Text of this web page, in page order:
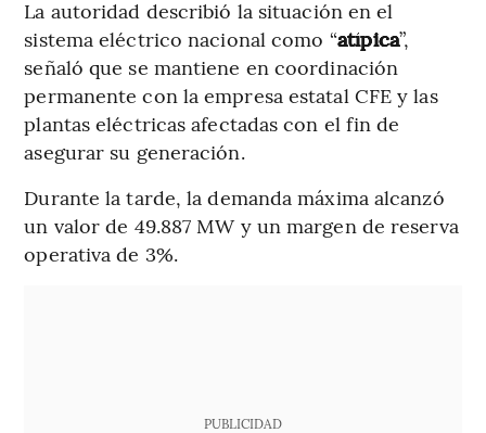
La autoridad describió la situación en el
sistema eléctrico nacional como “atípica”,
señaló que se mantiene en coordinación
permanente con la empresa estatal CFE y las
plantas eléctricas afectadas con el fin de
asegurar su generación.
Durante la tarde, la demanda máxima alcanzó
un valor de 49.887 MW y un margen de reserva
operativa de 3%.
PUBLICIDAD